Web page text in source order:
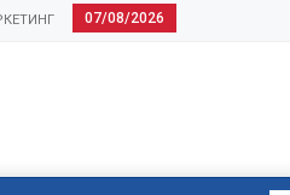
07/08/2026